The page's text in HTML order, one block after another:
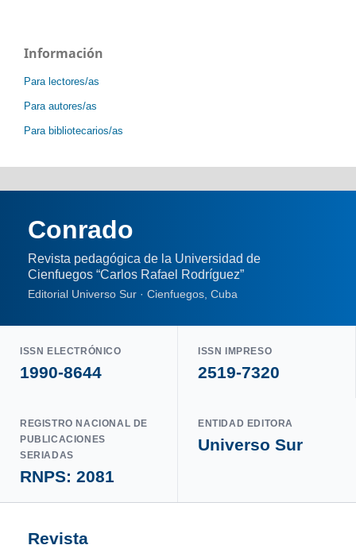
Información
Para lectores/as
Para autores/as
Para bibliotecarios/as
Conrado
Revista pedagógica de la Universidad de
Cienfuegos “Carlos Rafael Rodríguez”
Editorial Universo Sur · Cienfuegos, Cuba
ISSN ELECTRÓNICO
1990-8644
ISSN IMPRESO
2519-7320
REGISTRO NACIONAL DE
PUBLICACIONES
SERIADAS
RNPS: 2081
ENTIDAD EDITORA
Universo Sur
Revista